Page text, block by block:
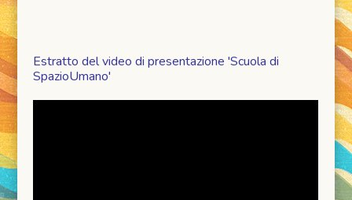
Estratto del video di presentazione 'Scuola di
SpazioUmano'